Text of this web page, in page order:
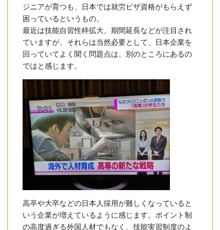
ジニアが育つも、日本では就労ビザ資格がもらえず
困っているというもの。
最近は技能自習性枠拡大、期間延長などが注目され
ていますが、それらは当然必要として、日本企業を
回っていてよく聞く問題点は、別のところにあるの
ではと感じます。
高卒や大卒などの日本人採用が難しくなっていると
いう企業が増えているように感じます。ポイント制
の高度過ぎる外国人材でもなく、技能実習制度のよ